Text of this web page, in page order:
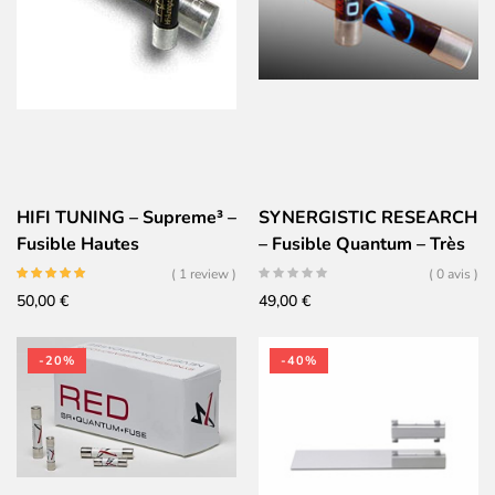
HIFI TUNING – Supreme³ –
Fusible Hautes
Performances 6×32 –
Argent Céramique Or
( 1 review )
50,00 €
SYNERGISTIC RESEARCH
– Fusible Quantum – Très
Haute performances –
5x20mm – LENT
( 0 avis )
49,00 €
-20% -40%